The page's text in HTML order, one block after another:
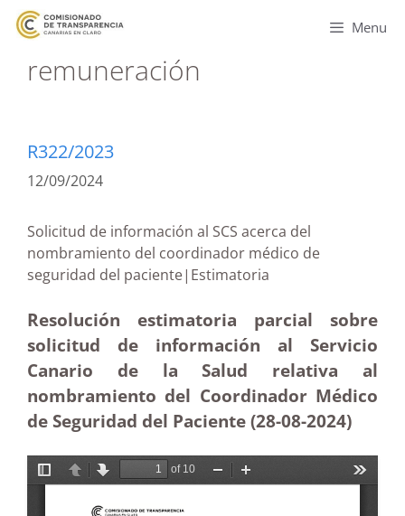
Menu
remuneración
R322/2023
12/09/2024
Solicitud de información al SCS acerca del
nombramiento del coordinador médico de
seguridad del paciente|Estimatoria
Resolución estimatoria parcial sobre
solicitud de información al Servicio
Canario de la Salud relativa al
nombramiento del Coordinador Médico
de Seguridad del Paciente (28-08-2024)